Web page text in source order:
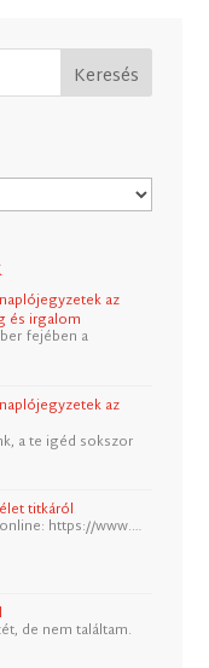
az
és irgalom
fejében a
az
a te igéd sokszor
titkáról
https://www.…
de nem találtam.